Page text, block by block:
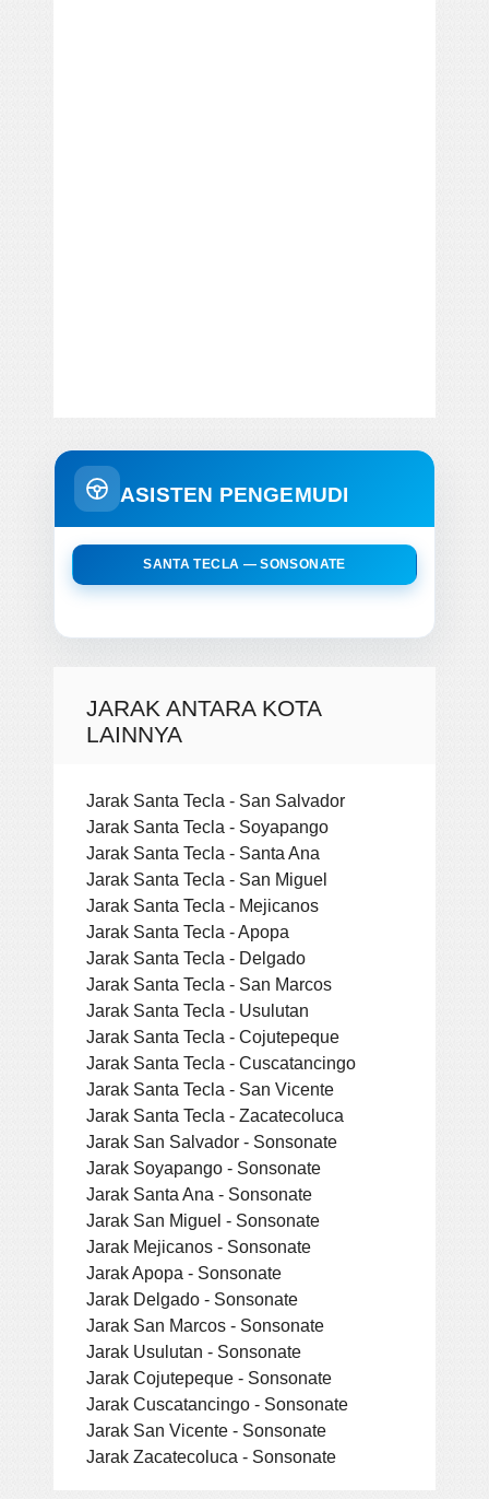
ASISTEN PENGEMUDI
SANTA TECLA — SONSONATE
JARAK ANTARA KOTA
LAINNYA
Jarak Santa Tecla - San Salvador
Jarak Santa Tecla - Soyapango
Jarak Santa Tecla - Santa Ana
Jarak Santa Tecla - San Miguel
Jarak Santa Tecla - Mejicanos
Jarak Santa Tecla - Apopa
Jarak Santa Tecla - Delgado
Jarak Santa Tecla - San Marcos
Jarak Santa Tecla - Usulutan
Jarak Santa Tecla - Cojutepeque
Jarak Santa Tecla - Cuscatancingo
Jarak Santa Tecla - San Vicente
Jarak Santa Tecla - Zacatecoluca
Jarak San Salvador - Sonsonate
Jarak Soyapango - Sonsonate
Jarak Santa Ana - Sonsonate
Jarak San Miguel - Sonsonate
Jarak Mejicanos - Sonsonate
Jarak Apopa - Sonsonate
Jarak Delgado - Sonsonate
Jarak San Marcos - Sonsonate
Jarak Usulutan - Sonsonate
Jarak Cojutepeque - Sonsonate
Jarak Cuscatancingo - Sonsonate
Jarak San Vicente - Sonsonate
Jarak Zacatecoluca - Sonsonate